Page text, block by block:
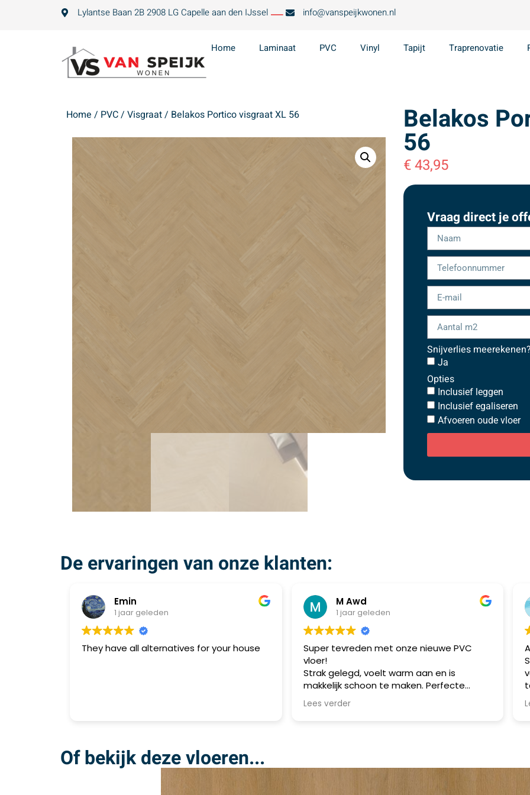
Lylantse Baan 2B 2908 LG Capelle aan den IJssel info@vanspeijkwonen.nl
Home Laminaat PVC Vinyl Tapijt Traprenovatie
Home / PVC/ Visgraat/ Belakos Portico visgraat XL 56 Belakos
56
€43,95
Vraag direct je
Snijverlies meerekenen?
Ja
Opties
Inclusief leggen
Inclusief egaliseren
Afvoeren oude vloer
De ervaringen van onze klanten:
Emin
1 jaar geleden
They have all alternatives for your house
M Awd
1 jaar geleden
Super tevreden met onze nieuwe PVC
vloer!
Strak gelegd, voelt warm aan en is
makkelijk schoon te maken. Perfecte
combinatie van stijl en praktisch gebruik.
Aanrader!
Lees verder
Of bekijk deze vloeren...